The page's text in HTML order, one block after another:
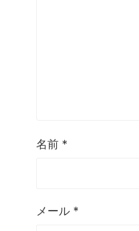
名前 *
メール *